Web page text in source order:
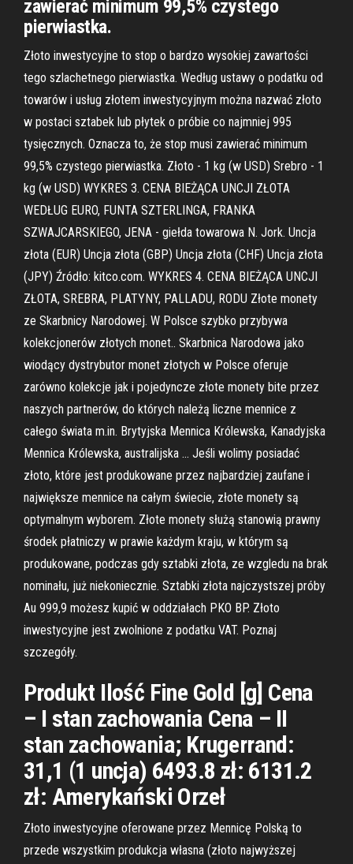
zawierać minimum 99,5% czystego
pierwiastka.
Złoto inwestycyjne to stop o bardzo wysokiej zawartości
tego szlachetnego pierwiastka. Według ustawy o podatku od
towarów i usług złotem inwestycyjnym można nazwać złoto
w postaci sztabek lub płytek o próbie co najmniej 995
tysięcznych. Oznacza to, że stop musi zawierać minimum
99,5% czystego pierwiastka. Złoto - 1 kg (w USD) Srebro - 1
kg (w USD) WYKRES 3. CENA BIEŻĄCA UNCJI ZŁOTA
WEDŁUG EURO, FUNTA SZTERLINGA, FRANKA
SZWAJCARSKIEGO, JENA - giełda towarowa N. Jork. Uncja
złota (EUR) Uncja złota (GBP) Uncja złota (CHF) Uncja złota
(JPY) Źródło: kitco.com. WYKRES 4. CENA BIEŻĄCA UNCJI
ZŁOTA, SREBRA, PLATYNY, PALLADU, RODU Złote monety
ze Skarbnicy Narodowej. W Polsce szybko przybywa
kolekcjonerów złotych monet.. Skarbnica Narodowa jako
wiodący dystrybutor monet złotych w Polsce oferuje
zarówno kolekcje jak i pojedyncze złote monety bite przez
naszych partnerów, do których należą liczne mennice z
całego świata m.in. Brytyjska Mennica Królewska, Kanadyjska
Mennica Królewska, australijska … Jeśli wolimy posiadać
złoto, które jest produkowane przez najbardziej zaufane i
największe mennice na całym świecie, złote monety są
optymalnym wyborem. Złote monety służą stanowią prawny
środek płatniczy w prawie każdym kraju, w którym są
produkowane, podczas gdy sztabki złota, ze wzgledu na brak
nominału, już niekoniecznie. Sztabki złota najczystszej próby
Au 999,9 możesz kupić w oddziałach PKO BP. Złoto
inwestycyjne jest zwolnione z podatku VAT. Poznaj
szczegóły.
Produkt Ilość Fine Gold [g] Cena
– I stan zachowania Cena – II
stan zachowania; Krugerrand:
31,1 (1 uncja) 6493.8 zł: 6131.2
zł: Amerykański Orzeł
Złoto inwestycyjne oferowane przez Mennicę Polską to
przede wszystkim produkcja własna (złoto najwyższej